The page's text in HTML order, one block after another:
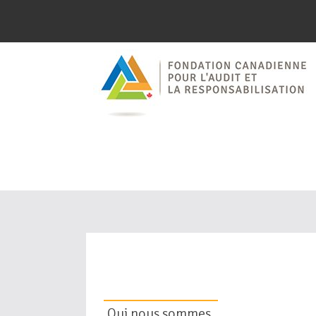
Faire
dans le